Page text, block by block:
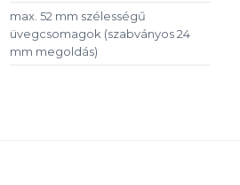
max. 52 mm szélességű
üvegcsomagok (szabványos 24
mm megoldás)